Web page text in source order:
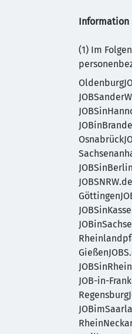
Information
(1) Im
JOBSNRW.de
JOB-in-